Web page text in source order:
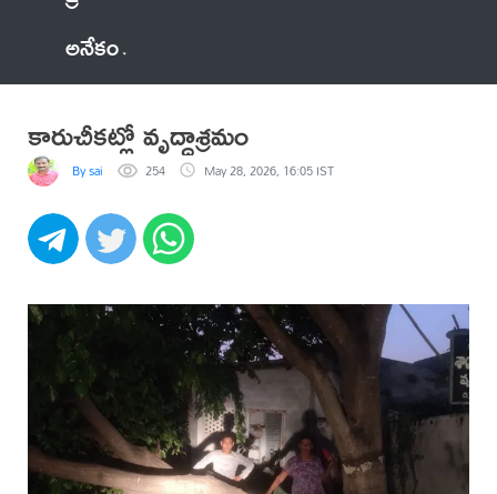
అనేకం
కారుచీకట్లో వృద్ధాశ్రమం
By sai 254 May 28, 2026, 16:05 IST